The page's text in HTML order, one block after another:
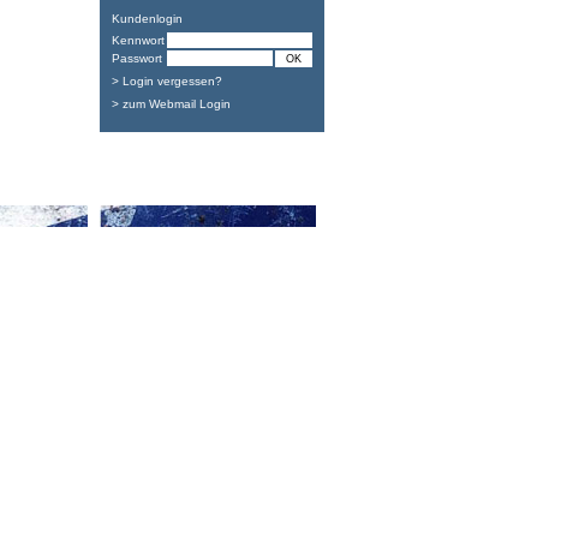
Kundenlogin
Kennwort
Passwort
> Login vergessen?
> zum Webmail Login